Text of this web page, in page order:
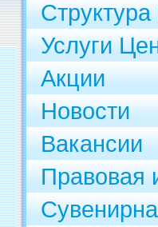
Услуги
Акции
Новости
Вакансии
Правовая